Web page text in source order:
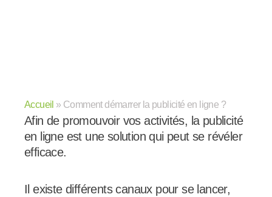
Accueil » Comment démarrer la publicité en ligne ?
Afin de promouvoir vos activités, la publicité
en ligne est une solution qui peut se révéler
efficace.
Il existe différents canaux pour se lancer,